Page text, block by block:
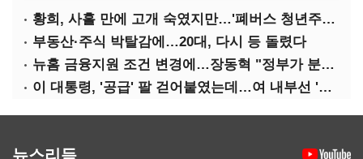
황희, 사흘 만에 고개 숙였지만…'폐버스 청년주택' 후폭풍
부동산·주식 박탈감에…20대, 다시 등 돌렸다
뉴홈 금융지원 조건 변경에…장동혁 "정부가 분양사기 나선 것"
이 대통령, '공급' 팔 걷어붙였는데…여 내부선 '부동산 망언'(종합)
뉴스리듬